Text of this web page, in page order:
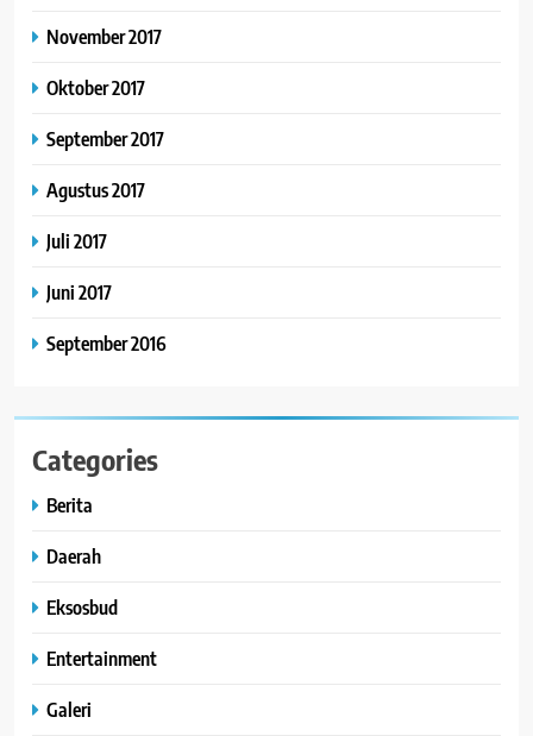
November 2017
Oktober 2017
September 2017
Agustus 2017
Juli 2017
Juni 2017
September 2016
Categories
Berita
Daerah
Eksosbud
Entertainment
Galeri